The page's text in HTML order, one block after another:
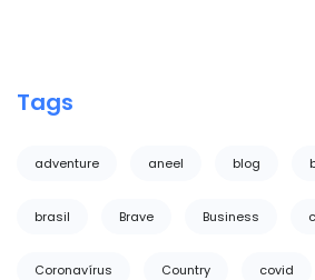
Tags
adventure aneel blog
brasil Brave Business
Coronavírus Country covid